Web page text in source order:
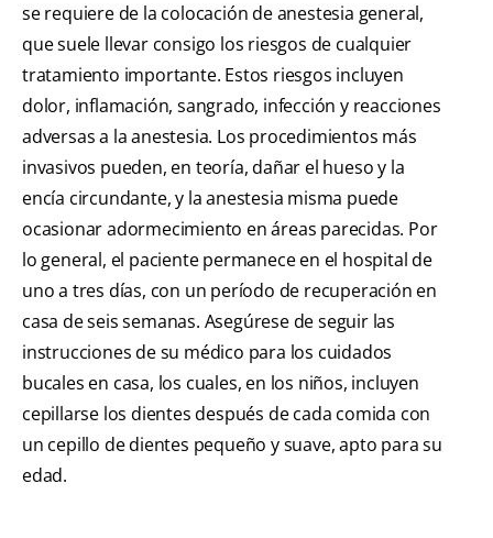
se requiere de la colocación de anestesia general,
que suele llevar consigo los riesgos de cualquier
tratamiento importante. Estos riesgos incluyen
dolor, inflamación, sangrado, infección y reacciones
adversas a la anestesia. Los procedimientos más
invasivos pueden, en teoría, dañar el hueso y la
encía circundante, y la anestesia misma puede
ocasionar adormecimiento en áreas parecidas. Por
lo general, el paciente permanece en el hospital de
uno a tres días, con un período de recuperación en
casa de seis semanas. Asegúrese de seguir las
instrucciones de su médico para los cuidados
bucales en casa, los cuales, en los niños, incluyen
cepillarse los dientes después de cada comida con
un cepillo de dientes pequeño y suave, apto para su
edad.